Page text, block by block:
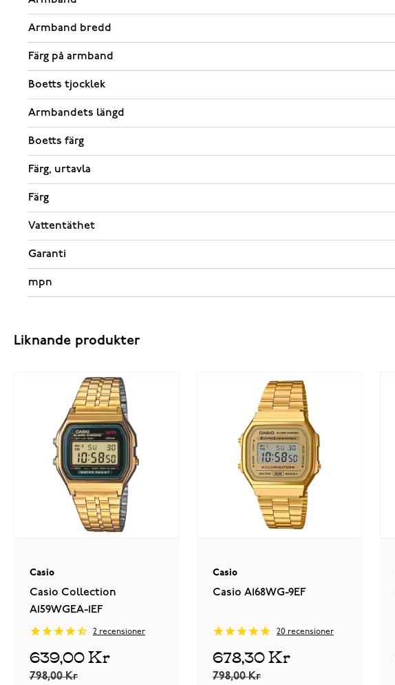
Armband bredd
Färg på armband
Boetts tjocklek
Armbandets längd
Boetts färg
Färg, urtavla
Färg
Vattentäthet
Garanti
mpn
Liknande produkter
Casio
Casio Collection
A159WGEA-1EF
2 recensioner
639,00 Kr
798,00 Kr
Casio
Casio A168WG-9EF
20 recensioner
678,30 Kr
798,00 Kr